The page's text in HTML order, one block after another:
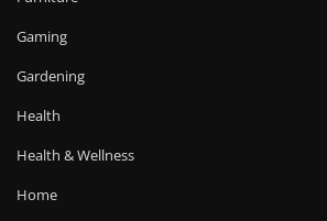
Gaming
Gardening
Health
Health & Wellness
Home